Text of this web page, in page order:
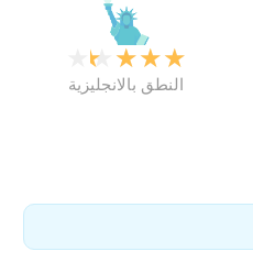
★
★
★
★
النطق بالانجليزية